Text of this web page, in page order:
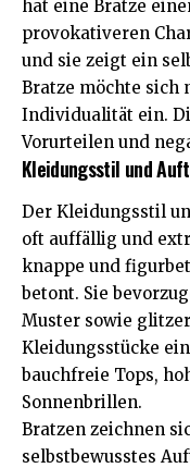
hat eine Bratze
provokativeren
und sie zeigt ein
Bratze möchte sich
Individualität ein.
Vorurteilen und
Kleidungsstil und
Der Kleidungsstil
oft auffällig und
knappe und
betont. Sie
Muster sowie
Kleidungsstücke
bauchfreie Tops,
Sonnenbrillen.
Bratzen zeichnen
selbstbewusstes